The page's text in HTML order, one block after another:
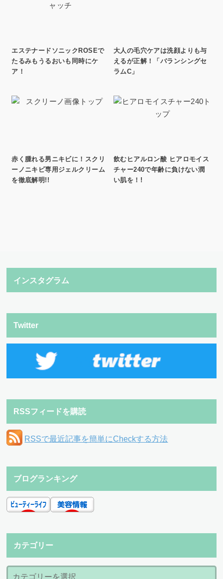
エステナードソニックROSEで
たるみもうるおいも同時にケ
ア！
大人の毛穴ケアは洗顔よりも与
えるが正解！「バランシングセ
ラムC」
赤く腫れる男ニキビに！スクリ
ーノニキビ専用ジェルクリーム
を徹底解明!!
飲むヒアルロン酸 ヒアロモイス
チャー240で年齢に負けない潤
い肌を！!
インスタグラム
Twitter
RSSフィードを購読
RSSで最近記事を簡単にCheckする方法
ブログランキング
カテゴリー